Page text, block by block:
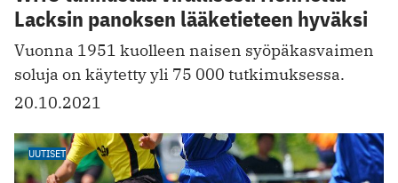
Lacksin panoksen lääketieteen hyväksi
Vuonna 1951 kuolleen naisen syöpäkasvaimen
soluja on käytetty yli 75 000 tutkimuksessa.
20.10.2021
UUTISET